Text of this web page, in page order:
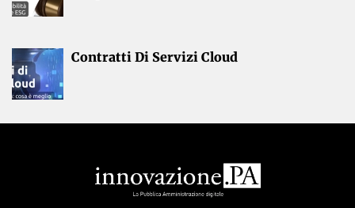
Contratti Di Servizi Cloud